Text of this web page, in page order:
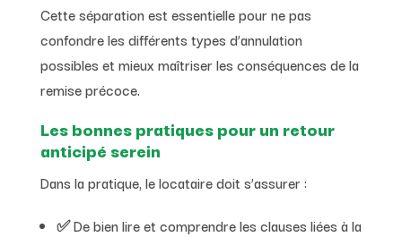
Cette séparation est essentielle pour ne pas
confondre les différents types d’annulation
possibles et mieux maîtriser les conséquences de la
remise précoce.
Les bonnes pratiques pour un retour
anticipé serein
Dans la pratique, le locataire doit s’assurer :
✅ De bien lire et comprendre les clauses liées à la